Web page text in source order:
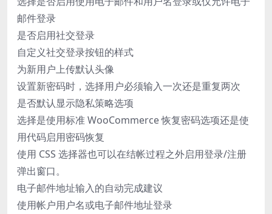
邮件登录
是否启用社交登录
自定义社交登录按钮的样式
为新用户上传默认头像
设置新密码时，选择用户必须输入一次还是重复两次
是否默认显示隐私策略选项
选择是使用标准 WooCommerce 恢复密码选项还是使
用代码启用密码恢复
使用 CSS 选择器也可以在结帐过程之外启用登录/注册
弹出窗口。
电子邮件地址输入的自动完成建议
使用帐户用户名或电子邮件地址登录